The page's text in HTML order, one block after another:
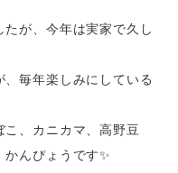
が、今年は実家で久し
毎年楽しみにしている
、カニカマ、高野豆
んぴょうです✨